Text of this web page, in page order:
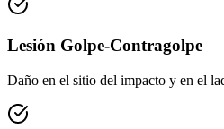
Lesión Golpe-Contragolpe
Daño en el sitio del impacto y en el